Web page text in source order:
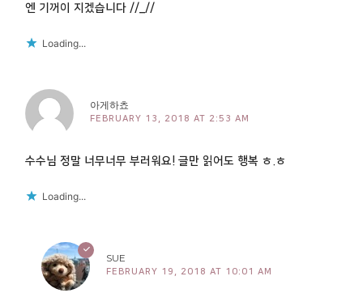
엔 기꺼이 지겠습니다 //_//
Loading...
아게하쵸
FEBRUARY 13, 2018 AT 2:53 AM
수수님 정말 너무너무 부러워요! 글만 읽어도 행복 ㅎ.ㅎ
Loading...
SUE
FEBRUARY 19, 2018 AT 10:01 AM